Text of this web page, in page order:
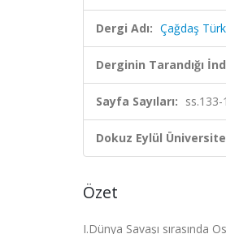
Dergi Adı: Çağdaş
Derginin Tarandığı
Sayfa Sayıları:
Dokuz Eylül
Özet
I.Dünya Savaşı sırasında